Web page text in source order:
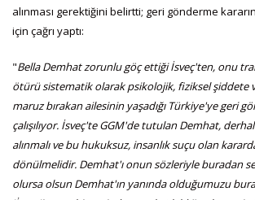
alınması gerektiğini belirtti; geri gönderme
için çağrı yaptı:
"Bella Demhat zorunlu göç ettiği İsveç'ten, onu
ötürü sistematik olarak psikolojik, fiziksel şiddete
maruz bırakan ailesinin yaşadığı Türkiye'ye geri
çalışılıyor. İsveç'te GGM'de tutulan Demhat,
alınmalı ve bu hukuksuz, insanlık suçu olan
dönülmelidir. Demhat'ı onun sözleriyle buradan
olursa olsun Demhat'ın yanında olduğumuzu